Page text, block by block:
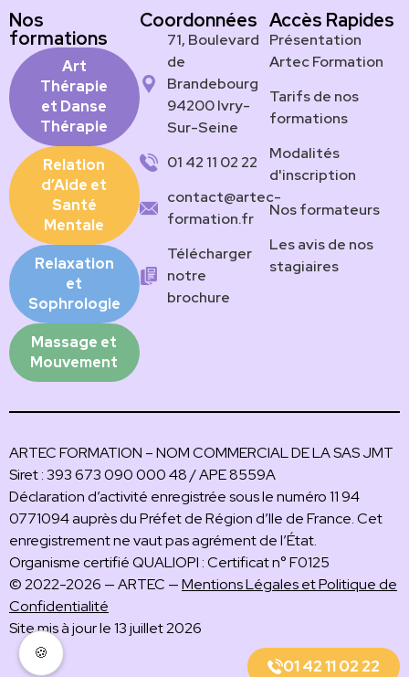
Nos
formations
Art
Thérapie
et Danse
Thérapie
Relation
d’Aide et
Santé
Mentale
Relaxation
et
Sophrologie
Massage et
Mouvement
Coordonnées
71, Boulevard
de
Brandebourg
94200 Ivry-
Sur-Seine
01 42 11 02 22
contact@artec-
formation.fr
Télécharger
notre
brochure
Accès Rapides
Présentation
Artec Formation
Tarifs de nos
formations
Modalités
d'inscription
Nos formateurs
Les avis de nos
stagiaires
ARTEC FORMATION – NOM COMMERCIAL DE LA SAS JMT
Siret : 393 673 090 000 48 / APE 8559A
Déclaration d’activité enregistrée sous le numéro 11 94
0771094 auprès du Préfet de Région d’Ile de France. Cet
enregistrement ne vaut pas agrément de l’État.
Organisme certifié QUALIOPI : Certificat n° F0125
© 2022-2026 — ARTEC —Mentions Légales et Politique de
Confidentialité
Site mis à jour le 13 juillet 2026
01 42 11 02 22
🍪